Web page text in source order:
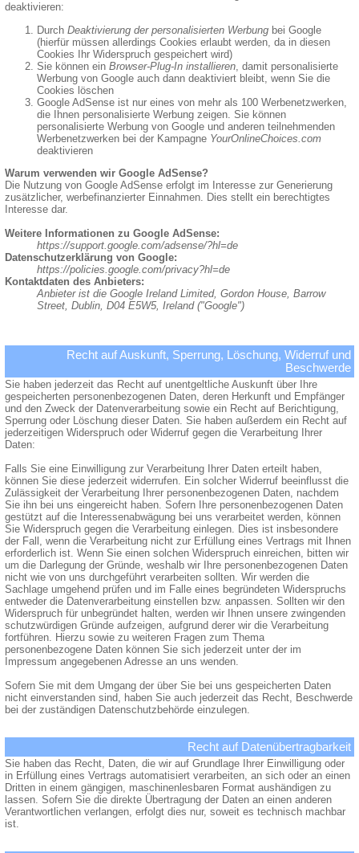
deaktivieren:
Durch Deaktivierung der personalisierten Werbung bei Google
(hierfür müssen allerdings Cookies erlaubt werden, da in diesen
Cookies Ihr Widerspruch gespeichert wird)
Sie können ein Browser-Plug-In installieren , damit personalisierte
Werbung von Google auch dann deaktiviert bleibt, wenn Sie die
Cookies löschen
Google AdSense ist nur eines von mehr als 100 Werbenetzwerken,
die Ihnen personalisierte Werbung zeigen. Sie können
personalisierte Werbung von Google und anderen teilnehmenden
Werbenetzwerken bei der Kampagne YourOnlineChoices.com
deaktivieren
Warum verwenden wir Google AdSense?
Die Nutzung von Google AdSense erfolgt im Interesse zur Generierung
zusätzlicher, werbefinanzierter Einnahmen. Dies stellt ein berechtigtes
Interesse dar.
Weitere Informationen zu Google AdSense:
https://support.google.com/adsense/?hl=de
Datenschutzerklärung von Google:
https://policies.google.com/privacy?hl=de
Kontaktdaten des Anbieters:
Anbieter ist die Google Ireland Limited, Gordon House, Barrow
Street, Dublin, D04 E5W5, Ireland ("Google")
Recht auf Auskunft, Sperrung, Löschung, Widerruf und
Beschwerde
Sie haben jederzeit das Recht auf unentgeltliche Auskunft über Ihre
gespeicherten personenbezogenen Daten, deren Herkunft und Empfänger
und den Zweck der Datenverarbeitung sowie ein Recht auf Berichtigung,
Sperrung oder Löschung dieser Daten. Sie haben außerdem ein Recht auf
jederzeitigen Widerspruch oder Widerruf gegen die Verarbeitung Ihrer
Daten:
Falls Sie eine Einwilligung zur Verarbeitung Ihrer Daten erteilt haben,
können Sie diese jederzeit widerrufen. Ein solcher Widerruf beeinflusst die
Zulässigkeit der Verarbeitung Ihrer personenbezogenen Daten, nachdem
Sie ihn bei uns eingereicht haben. Sofern Ihre personenbezogenen Daten
gestützt auf die Interessenabwägung bei uns verarbeitet werden, können
Sie Widerspruch gegen die Verarbeitung einlegen. Dies ist insbesondere
der Fall, wenn die Verarbeitung nicht zur Erfüllung eines Vertrags mit Ihnen
erforderlich ist. Wenn Sie einen solchen Widerspruch einreichen, bitten wir
um die Darlegung der Gründe, weshalb wir Ihre personenbezogenen Daten
nicht wie von uns durchgeführt verarbeiten sollten. Wir werden die
Sachlage umgehend prüfen und im Falle eines begründeten Widerspruchs
entweder die Datenverarbeitung einstellen bzw. anpassen. Sollten wir den
Widerspruch für unbegründet halten, werden wir Ihnen unsere zwingenden
schutzwürdigen Gründe aufzeigen, aufgrund derer wir die Verarbeitung
fortführen. Hierzu sowie zu weiteren Fragen zum Thema
personenbezogene Daten können Sie sich jederzeit unter der im
Impressum angegebenen Adresse an uns wenden.
Sofern Sie mit dem Umgang der über Sie bei uns gespeicherten Daten
nicht einverstanden sind, haben Sie auch jederzeit das Recht, Beschwerde
bei der zuständigen Datenschutzbehörde einzulegen.
Recht auf Datenübertragbarkeit
Sie haben das Recht, Daten, die wir auf Grundlage Ihrer Einwilligung oder
in Erfüllung eines Vertrags automatisiert verarbeiten, an sich oder an einen
Dritten in einem gängigen, maschinenlesbaren Format aushändigen zu
lassen. Sofern Sie die direkte Übertragung der Daten an einen anderen
Verantwortlichen verlangen, erfolgt dies nur, soweit es technisch machbar
ist.